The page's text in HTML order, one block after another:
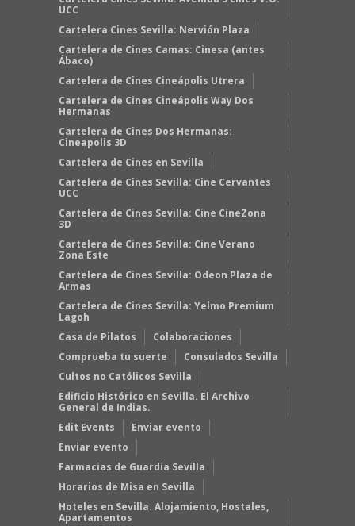
UCC
Cartelera Cines Sevilla: Nervión Plaza
Cartelera de Cines Camas: Cinesa (antes
Ábaco)
Cartelera de Cines Cineápolis Utrera
Cartelera de Cines Cineápolis Way Dos
Hermanas
Cartelera de Cines Dos Hermanas:
Cineapolis 3D
Cartelera de Cines en Sevilla
Cartelera de Cines Sevilla: Cine Cervantes
UCC
Cartelera de Cines Sevilla: Cine CineZona
3D
Cartelera de Cines Sevilla: Cine Verano
Zona Este
Cartelera de Cines Sevilla: Odeon Plaza de
Armas
Cartelera de Cines Sevilla: Yelmo Premium
Lagoh
Casa de Pilatos
Colaboraciones
Comprueba tu suerte
Consulados Sevilla
Cultos no Católicos Sevilla
Edificio Histórico en Sevilla. El Archivo
General de Indias.
Edit Events
Enviar evento
Enviar evento
Farmacias de Guardia Sevilla
Horarios de Misa en Sevilla
Hoteles en Sevilla. Alojamiento, Hostales,
Apartamentos